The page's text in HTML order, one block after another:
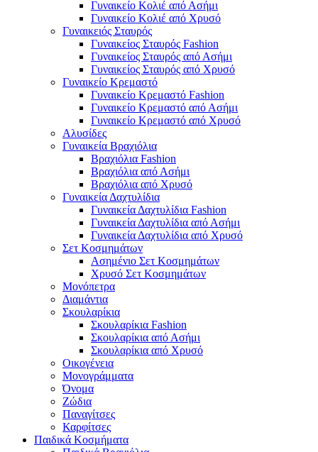
Γυναικείο Κολιέ από Ασήμι
Γυναικείο Κολιέ από Χρυσό
Γυναικειός Σταυρός
Γυναικείος Σταυρός Fashion
Γυναικείος Σταυρός από Ασήμι
Γυναικείος Σταυρός από Χρυσό
Γυναικείο Κρεμαστό
Γυναικείο Κρεμαστό Fashion
Γυναικείο Κρεμαστό από Ασήμι
Γυναικείο Κρεμαστό από Χρυσό
Αλυσίδες
Γυναικεία Βραχιόλια
Βραχιόλια Fashion
Βραχιόλια από Ασήμι
Βραχιόλια από Χρυσό
Γυναικεία Δαχτυλίδια
Γυναικεία Δαχτυλίδια Fashion
Γυναικεία Δαχτυλίδια από Ασήμι
Γυναικεία Δαχτυλίδια από Χρυσό
Σετ Κοσμημάτων
Ασημένιο Σετ Κοσμημάτων
Χρυσό Σετ Κοσμημάτων
Μονόπετρα
Διαμάντια
Σκουλαρίκια
Σκουλαρίκια Fashion
Σκουλαρίκια από Ασήμι
Σκουλαρίκια από Χρυσό
Οικογένεια
Μονογράμματα
Όνομα
Ζώδια
Παναγίτσες
Καρφίτσες
Παιδικά Κοσμήματα